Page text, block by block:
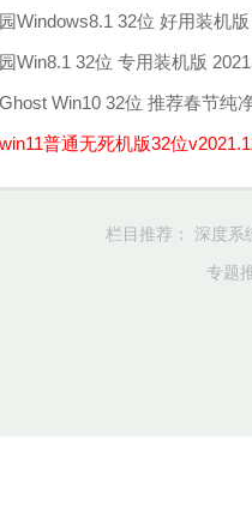
Windows8.1 32位 好用装机
Win8.1 32位 专用装机版
Win10 32位 推荐春节纯
普通无死机版32位
栏目推荐： 深度系
专题